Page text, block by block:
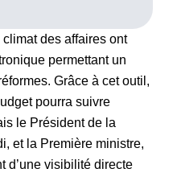
des affaires ont
permettant un
Grâce à cet outil,
pourra suivre
le Président de la
et la Première ministre,
d’une visibilité directe